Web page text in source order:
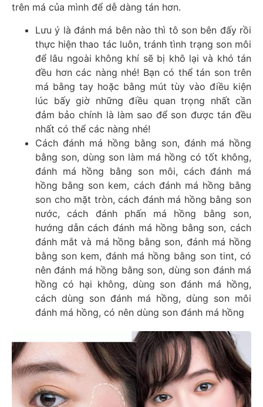
trên má của mình để dễ dàng tán hơn.
Lưu ý là đánh má bên nào thì tô son bên đấy rồi
thực hiện thao tác luôn, tránh tình trạng son môi
để lâu ngoài không khí sẽ bị khô lại và khó tán
đều hơn các nàng nhé! Bạn có thể tán son trên
má bằng tay hoặc bằng mút tùy vào điều kiện
lúc bấy giờ những điều quan trọng nhất cần
đảm bảo chính là làm sao để son được tán đều
nhất có thể các nàng nhé!
Cách đánh má hồng bằng son, đánh má hồng
bằng son, dùng son làm má hồng có tốt không,
đánh má hồng bằng son môi, cách đánh má
hồng bằng son kem, cách đánh má hồng bằng
son cho mặt tròn, cách đánh má hồng bằng son
nước, cách đánh phấn má hồng bằng son,
hướng dẫn cách đánh má hồng bằng son, cách
đánh mắt và má hồng bằng son, đánh má hồng
bằng son kem, đánh má hồng bằng son tint, có
nên đánh má hồng bằng son, dùng son đánh má
hồng có hại không, dùng son đánh má hồng,
cách dùng son đánh má hồng, dùng son môi
đánh má hồng, có nên dùng son đánh má hồng